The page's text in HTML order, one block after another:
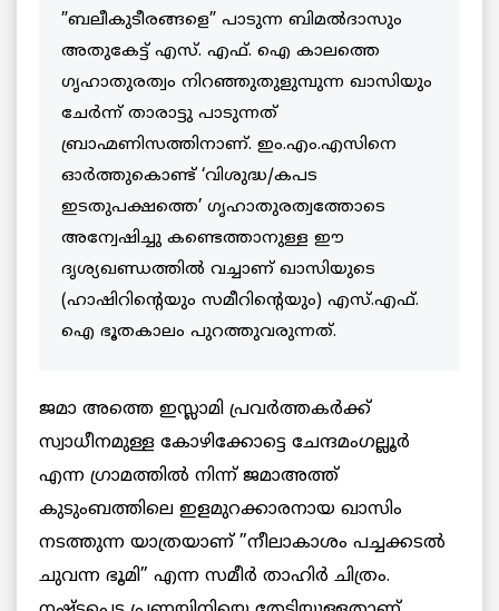
”ബലീകുടീരങ്ങളെ” പാടുന്ന ബിമല്‍ദാസും
അതുകേട്ട് എസ്. എഫ്. ഐ കാലത്തെ
ഗൃഹാതുരത്വം നിറഞ്ഞുതുളുമ്പുന്ന ഖാസിയും
ചേര്‍ന്ന് താരാട്ടു പാടുന്നത്
ബ്രാഹ്മണിസത്തിനാണ്. ഇം.എം.എസിനെ
ഓര്‍ത്തുകൊണ്ട് ‘വിശുദ്ധ/കപട
ഇടതുപക്ഷത്തെ’ ഗൃഹാതുരത്വത്തോടെ
അന്വേഷിച്ചു കണ്ടെത്താനുള്ള ഈ
ദൃശ്യഖണ്ഡത്തില്‍ വച്ചാണ് ഖാസിയുടെ
(ഹാഷിറിന്റെയും സമീറിന്റെയും) എസ്.എഫ്.
ഐ ഭൂതകാലം പുറത്തുവരുന്നത്.
ജമാ അത്തെ ഇസ്ലാമി പ്രവര്‍ത്തകര്‍ക്ക്
സ്വാധീനമുള്ള കോഴിക്കോട്ടെ ചേന്ദമംഗല്ലൂര്‍
എന്ന ഗ്രാമത്തില്‍ നിന്ന് ജമാഅത്ത്
കുടുംബത്തിലെ ഇളമുറക്കാരനായ ഖാസിം
നടത്തുന്ന യാത്രയാണ് ”നീലാകാശം പച്ചക്കടല്‍
ചുവന്ന ഭൂമി” എന്ന സമീര്‍ താഹിര്‍ ചിത്രം.